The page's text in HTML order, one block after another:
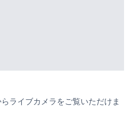
ライブカメラをご覧いただけま